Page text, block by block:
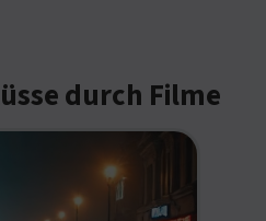
durch Filme